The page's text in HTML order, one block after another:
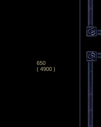
650
( 4900 )